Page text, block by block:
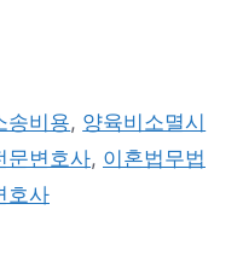
송비용, 양육비소멸시
문변호사, 이혼법무법
호사